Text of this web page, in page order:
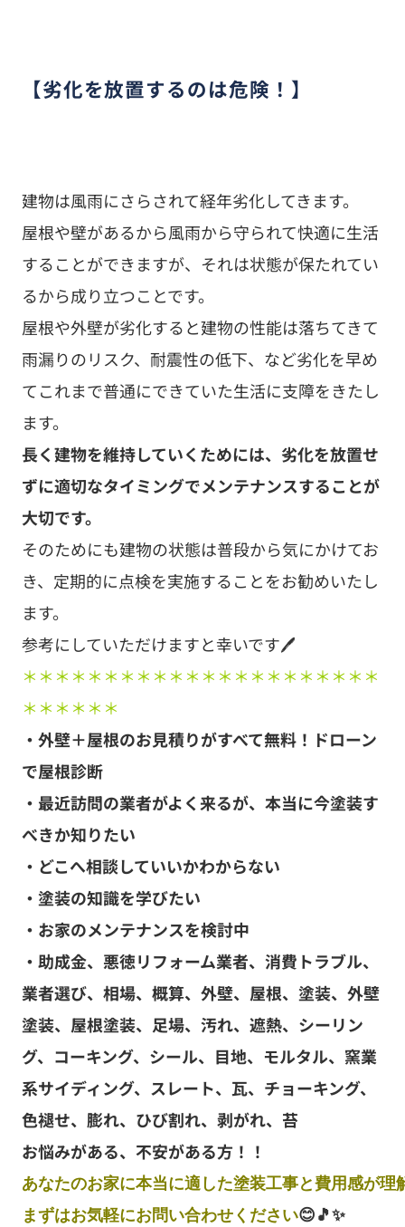
【劣化を放置するのは危険！】
建物は風雨にさらされて経年劣化してきます。
屋根や壁があるから風雨から守られて快適に生活
することができますが、それは状態が保たれてい
るから成り立つことです。
屋根や外壁が劣化すると建物の性能は落ちてきて
雨漏りのリスク、耐震性の低下、など劣化を早め
てこれまで普通にできていた生活に支障をきたし
ます。
長く建物を維持していくためには、劣化を放置せ
ずに適切なタイミングでメンテナンスすることが
大切です。
そのためにも建物の状態は普段から気にかけてお
き、定期的に点検を実施することをお勧めいたし
ます。
参考にしていただけますと幸いです🖊
＊＊＊＊＊＊＊＊＊＊＊＊＊＊＊＊＊＊＊＊＊＊
＊＊＊＊＊＊
・外壁＋屋根のお見積りがすべて無料！ドローン
で屋根診断
・最近訪問の業者がよく来るが、本当に今塗装す
べきか知りたい
・どこへ相談していいかわからない
・塗装の知識を学びたい
・お家のメンテナンスを検討中
・助成金、悪徳リフォーム業者、消費トラブル、
業者選び、相場、概算、外壁、屋根、塗装、外壁
塗装、屋根塗装、足場、汚れ、遮熱、シーリン
グ、コーキング、シール、目地、モルタル、窯業
系サイディング、スレート、瓦、チョーキング、
色褪せ、膨れ、ひび割れ、剥がれ、苔
お悩みがある、不安がある方！！
あなたのお家に本当に適した塗装工事と費用感が理
まずはお気軽にお問い合わせください
😊🎵✨